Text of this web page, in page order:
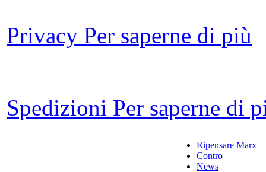
Privacy Per saperne di più
Spedizioni Per saperne di
Ripensare Marx
Contro
News